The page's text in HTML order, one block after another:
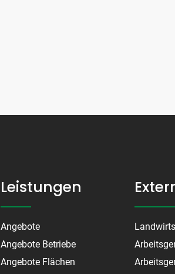
Leistungen
Angebote
Angebote Betriebe
Angebote Flächen